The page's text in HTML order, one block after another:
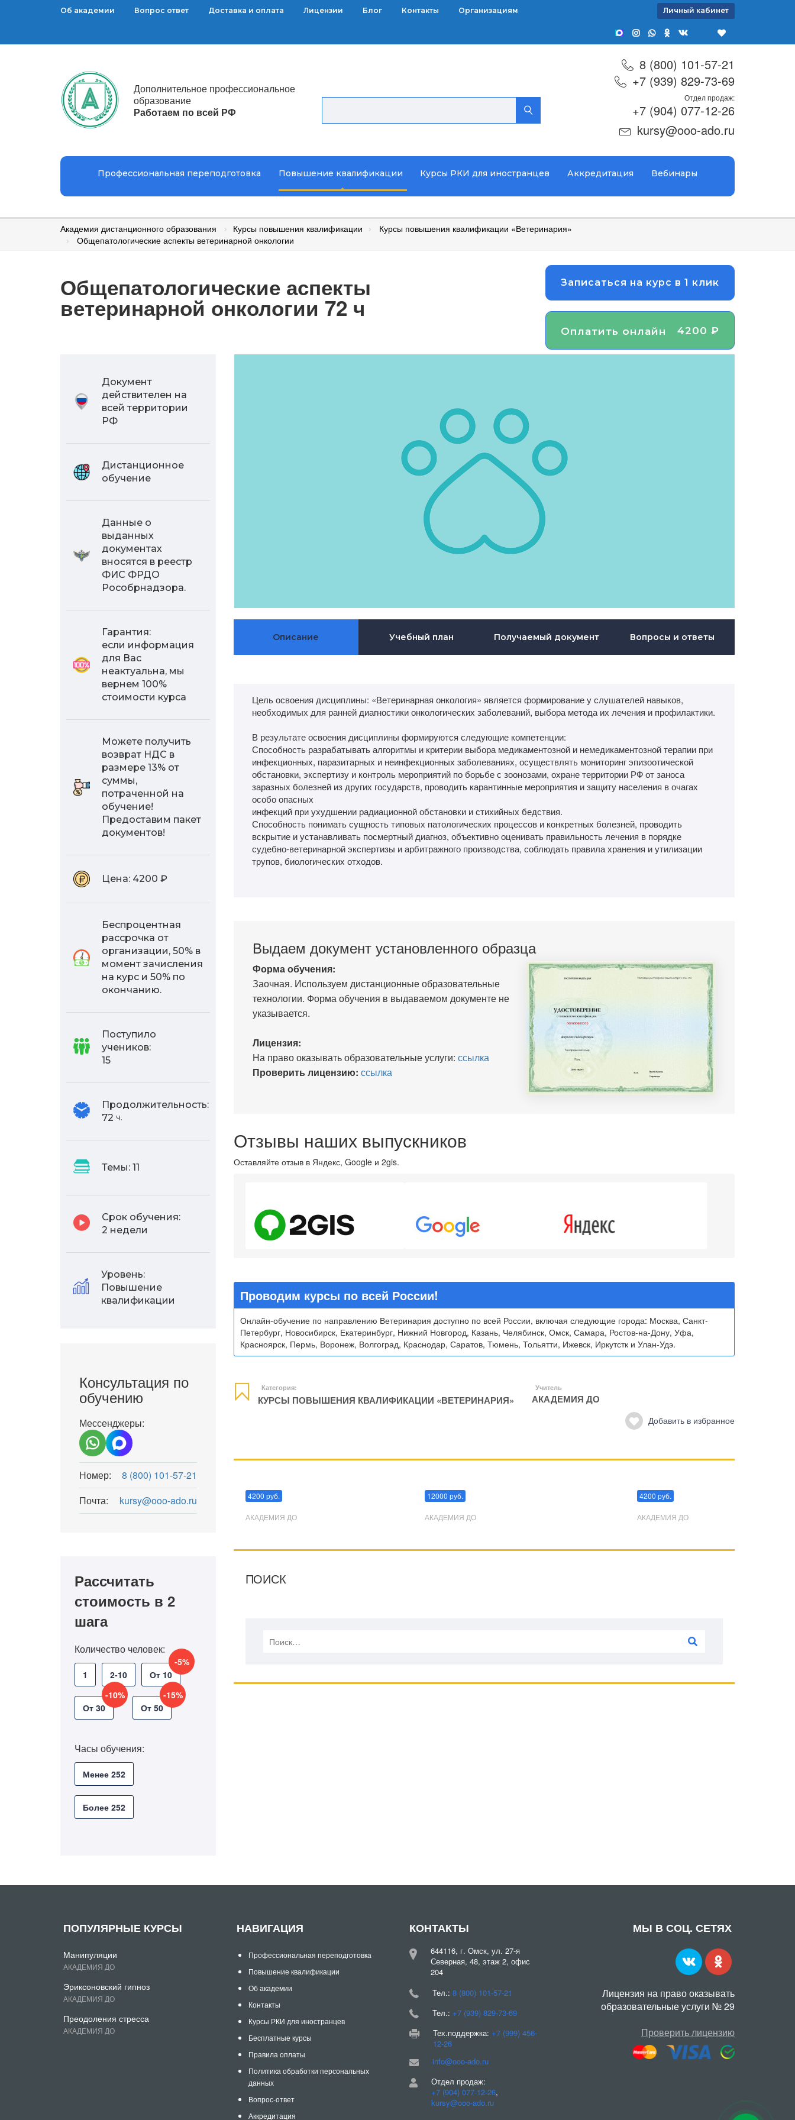
Организациям
Контакты
Блог
Лицензии
Доставка и оплата
Вопрос ответ
Об академии Личный кабинет
Дополнительное профессиональное
образование
Работаем по всей РФ
8 (800) 101-57-21
+7 (939) 829-73-69
Отдел продаж:
+7 (904) 077-12-26
kursy@ooo-ado.ru
Профессиональная переподготовка Повышение квалификации Курсы РКИ для иностранцев Аккредитация Вебинары
Академия дистанционного образования Курсы повышения квалификации
Курсы повышения квалификации «Ветеринария»
Общепатологические аспекты ветеринарной онкологии
Общепатологические аспекты
ветеринарной онкологии 72 ч
Записаться на курс в 1 клик
Оплатить онлайн 4200 ₽
Документ
действителен на
всей территории
РФ
Дистанционное
обучение
Данные о
выданных
документах
вносятся в реестр
ФИС ФРДО
Рособрнадзора.
Гарантия:
если информация
для Вас
неактуальна, мы
вернем 100%
стоимости курса
Можете получить
возврат НДС в
размере 13% от
суммы,
потраченной на
обучение!
Предоставим пакет
документов!
Цена: 4200 ₽
Беспроцентная
рассрочка от
организации, 50% в
момент зачисления
на курс и 50% по
окончанию.
Поступило
учеников:
15
Продолжительность:
72 ч.
Темы: 11
Срок обучения:
2 недели
Уровень:
Повышение
квалификации
Консультация по
обучению
Мессенджеры:
Номер:
8 (800) 101-57-21
Почта:
kursy@ooo-ado.ru
Рассчитать
стоимость в 2
шага
Количество человек:
1 2-10 От 10
-5%
От 30
-10%
От 50
-15%
Часы обучения:
Менее 252
Более 252
Описание Учебный план Получаемый документ Вопросы и ответы
Цель освоения дисциплины: «Ветеринарная онкология» является формирование у слушателей навыков,
необходимых для ранней диагностики онкологических заболеваний, выбора метода их лечения и профилактики.
В результате освоения дисциплины формируются следующие компетенции:
Способность разрабатывать алгоритмы и критерии выбора медикаментозной и немедикаментозной терапии при
инфекционных, паразитарных и неинфекционных заболеваниях, осуществлять мониторинг эпизоотической
обстановки, экспертизу и контроль мероприятий по борьбе с зоонозами, охране территории РФ от заноса
заразных болезней из других государств, проводить карантинные мероприятия и защиту населения в очагах
особо опасных
инфекций при ухудшении радиационной обстановки и стихийных бедствия.
Способность понимать сущность типовых патологических процессов и конкретных болезней, проводить
вскрытие и устанавливать посмертный диагноз, объективно оценивать правильность лечения в порядке
судебно-ветеринарной экспертизы и арбитражного производства, соблюдать правила хранения и утилизации
трупов, биологических отходов.
Выдаем документ установленного образца
Форма обучения:
Заочная. Используем дистанционные образовательные
технологии. Форма обучения в выдаваемом документе не
указывается.
Лицензия:
На право оказывать образовательные услуги: ссылка
Проверить лицензию: ссылка
Отзывы наших выпускников
Оставляйте отзыв в Яндекс, Google и 2gis.
Проводим курсы по всей России!
Онлайн-обучение по направлению Ветеринария доступно по всей России, включая следующие города: Москва, Санкт-
Петербург, Новосибирск, Екатеринбург, Нижний Новгород, Казань, Челябинск, Омск, Самара, Ростов-на-Дону, Уфа,
Красноярск, Пермь, Воронеж, Волгоград, Краснодар, Саратов, Тюмень, Тольятти, Ижевск, Иркутстк и Улан-Удэ.
Категория:
КУРСЫ ПОВЫШЕНИЯ КВАЛИФИКАЦИИ «ВЕТЕРИНАРИЯ»
Учитель
АКАДЕМИЯ ДО
Добавить в избранное
4200 руб.
АКАДЕМИЯ ДО
12000 руб.
АКАДЕМИЯ ДО
4200 руб.
АКАДЕМИЯ ДО
ПОИСК
ПОПУЛЯРНЫЕ КУРСЫ
Манипуляции
АКАДЕМИЯ ДО
Эриксоновский гипноз
АКАДЕМИЯ ДО
Преодоления стресса
АКАДЕМИЯ ДО
НАВИГАЦИЯ
Профессиональная переподготовка
Повышение квалификации
Об академии
Контакты
Курсы РКИ для иностранцев
Бесплатные курсы
Правила оплаты
Политика обработки персональных
данных
Вопрос-ответ
Аккредитация
КОНТАКТЫ
644116, г. Омск, ул. 27-я
Северная, 48, этаж 2, офис
204
Teл.: 8 (800) 101-57-21
Teл.: +7 (939) 829-73-69
Тех.поддержка: +7 (999) 456-
12-26
info@ooo-ado.ru
Отдел продаж:
+7 (904) 077-12-26,
kursy@ooo-ado.ru
МЫ В СОЦ. СЕТЯХ
Лицензия на право оказывать
образовательные услуги № 29
Проверить лицензию